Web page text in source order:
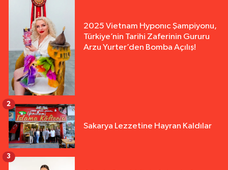
2025 Vietnam Hyponıc Şampiyonu,
Türkiye’nin Tarihi Zaferinin Gururu
Arzu Yurter’den Bomba Açılış!
Sakarya Lezzetine Hayran Kaldılar
2
3